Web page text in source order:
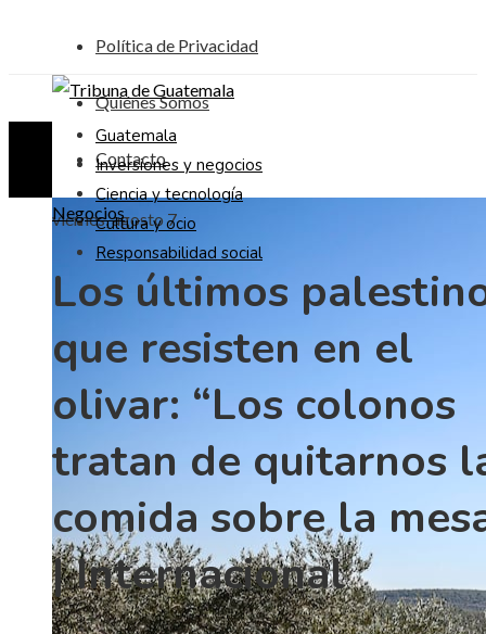
Política de Privacidad
Quiénes Somos
Contacto
viernes, agosto 7
Guatemala
Inversiones y negocios
Ciencia y tecnología
Cultura y ocio
Responsabilidad social
Negocios
Los últimos
que resisten en el
olivar: “Los colonos
tratan de quitarnos
comida sobre la
| Internacional